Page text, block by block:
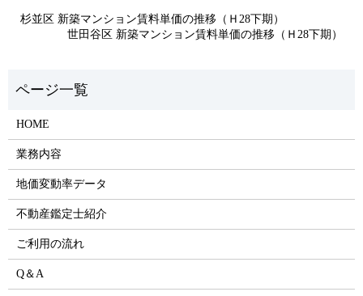
杉並区 新築マンション賃料単価の推移（Ｈ28下期）
世田谷区 新築マンション賃料単価の推移（Ｈ28下期）
HOME
業務内容
地価変動率データ
不動産鑑定士紹介
ご利用の流れ
Q＆A